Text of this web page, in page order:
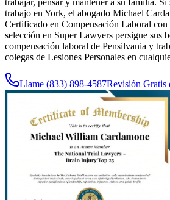
trabajo en York, el abogado Michael
Certificado en Compensación Laboral con
selección en Super Lawyers persigue sus
compensación laboral de Pensilvania y
colegas de Lesiones Personales en
Llame (833) 898-4587Revisión Gratis